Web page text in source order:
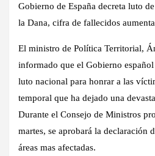
Gobierno de España decreta luto
la Dana, cifra de fallecidos
El ministro de Política Territorial,
informado que el Gobierno
luto nacional para honrar a las
temporal que ha dejado una
Durante el Consejo de Ministros
martes, se aprobará la declaración
áreas mas afectadas.